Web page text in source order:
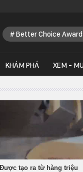
Better Choice
KHÁM PHÁ XEM -
Được tạo ra từ hàng triệu